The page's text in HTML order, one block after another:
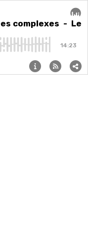
d'idées complexes
complexes - Les
14:23